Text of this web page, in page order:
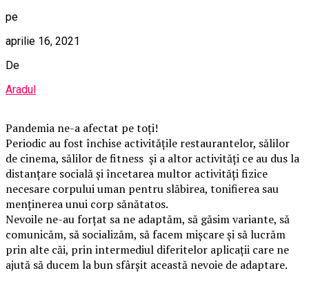
pe
aprilie 16, 2021
De
Aradul
Pandemia ne-a afectat pe toți!
Periodic au fost închise activitățile restaurantelor, sălilor
de cinema, sălilor de fitness și a altor activităţi ce au dus la
distanțare socială și încetarea multor activități fizice
necesare corpului uman pentru slăbirea, tonifierea sau
menținerea unui corp sănătatos.
Nevoile ne-au forțat sa ne adaptăm, să găsim variante, să
comunicăm, să socializăm, să facem mișcare și să lucrăm
prin alte căi, prin intermediul diferitelor aplicații care ne
ajută să ducem la bun sfârșit această nevoie de adaptare.